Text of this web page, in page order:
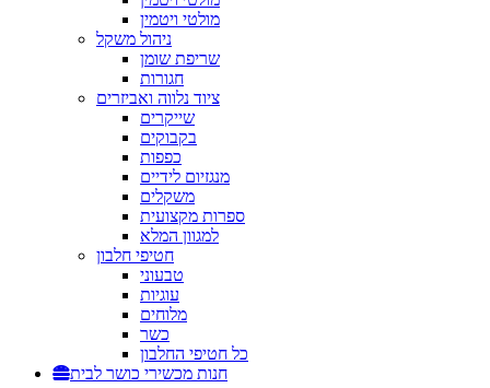
מולטי ויטמין
ניהול משקל
שריפת שומן
חגורות
ציוד נלווה ואביזרים
שייקרים
בקבוקים
כפפות
מנגזיום לידיים
משקלים
ספרות מקצועית
למגוון המלא
חטיפי חלבון
טבעוני
עוגיות
מלוחים
כשר
כל חטיפי החלבון
חנות מכשירי כושר לבית